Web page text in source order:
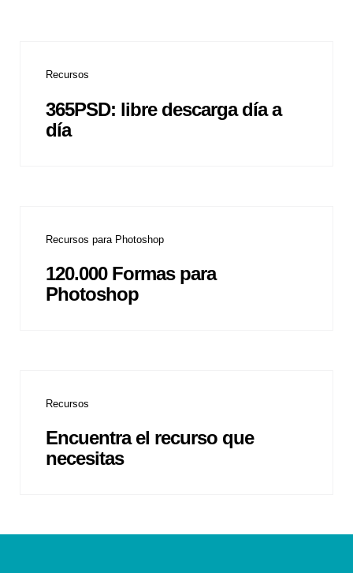
Recursos
365PSD: libre descarga día a
día
Recursos para Photoshop
120.000 Formas para
Photoshop
Recursos
Encuentra el recurso que
necesitas